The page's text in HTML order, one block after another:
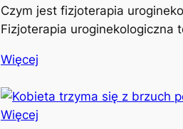
Czym jest fizjoterapia
Fizjoterapia uroginekologiczna
Więcej
Więcej